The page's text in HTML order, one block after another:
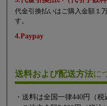
代金引換払いはご購入金額１
す。
4.Paypay
送料および配送方法に
・送料は全国一律440円（税